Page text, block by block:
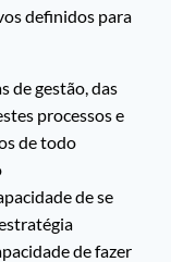
definidos para
de gestão, das
processos e
de todo
de se
de fazer